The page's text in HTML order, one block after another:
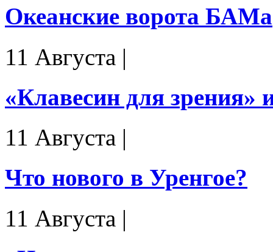
Океанские ворота БАМа
11 Августа |
«Клавесин для
11 Августа |
Что нового в Уренгое?
11 Августа |